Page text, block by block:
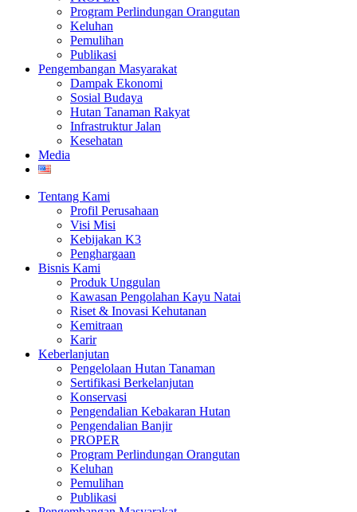
Program Perlindungan Orangutan
Keluhan
Pemulihan
Publikasi
Pengembangan Masyarakat
Dampak Ekonomi
Sosial Budaya
Hutan Tanaman Rakyat
Infrastruktur Jalan
Kesehatan
Media
Tentang Kami
Profil Perusahaan
Visi Misi
Kebijakan K3
Penghargaan
Bisnis Kami
Produk Unggulan
Kawasan Pengolahan Kayu Natai
Riset & Inovasi Kehutanan
Kemitraan
Karir
Keberlanjutan
Pengelolaan Hutan Tanaman
Sertifikasi Berkelanjutan
Konservasi
Pengendalian Kebakaran Hutan
Pengendalian Banjir
PROPER
Program Perlindungan Orangutan
Keluhan
Pemulihan
Publikasi